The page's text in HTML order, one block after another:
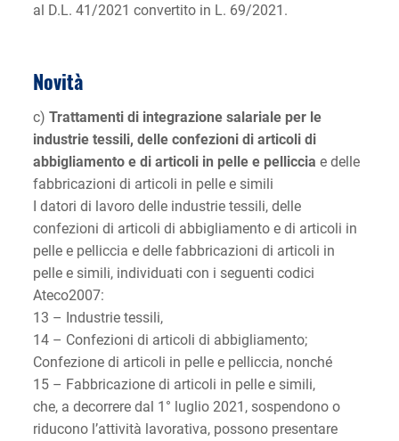
al D.L. 41/2021 convertito in L. 69/2021.
Novità
c) Trattamenti di integrazione salariale per le
industrie tessili, delle confezioni di articoli di
abbigliamento e di articoli in pelle e pelliccia e delle
fabbricazioni di articoli in pelle e simili
I datori di lavoro delle industrie tessili, delle
confezioni di articoli di abbigliamento e di articoli in
pelle e pelliccia e delle fabbricazioni di articoli in
pelle e simili, individuati con i seguenti codici
Ateco2007:
13 – Industrie tessili,
14 – Confezioni di articoli di abbigliamento;
Confezione di articoli in pelle e pelliccia, nonché
15 – Fabbricazione di articoli in pelle e simili,
che, a decorrere dal 1° luglio 2021, sospendono o
riducono l’attività lavorativa, possono presentare